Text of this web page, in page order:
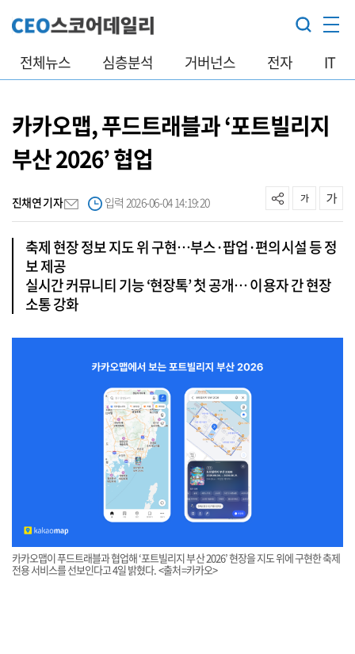
전체뉴스 심층분석 거버넌스 전자 IT
카카오맵, 푸드트래블과 ‘포트빌리지
부산 2026’ 협업
진채연 기자 입력 2026-06-04 14:19:20
축제 현장 정보 지도 위 구현…부스·팝업·편의시설 등 정
보 제공
실시간 커뮤니티 기능 ‘현장톡’ 첫 공개… 이용자 간 현장
소통 강화
카카오맵이 푸드트래블과 협업해 ‘포트빌리지 부산 2026’ 현장을 지도 위에 구현한 축제
전용 서비스를 선보인다고 4일 밝혔다. <출처=카카오>